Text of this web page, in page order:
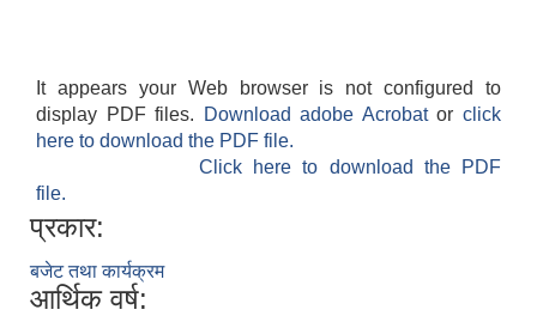
It appears your Web browser is not configured to
display PDF files.
Download adobe Acrobatorclick
here to download the PDF file.
Click here to download the PDF
file.
प्रकार:
बजेट तथा कार्यक्रम
आर्थिक वर्ष: